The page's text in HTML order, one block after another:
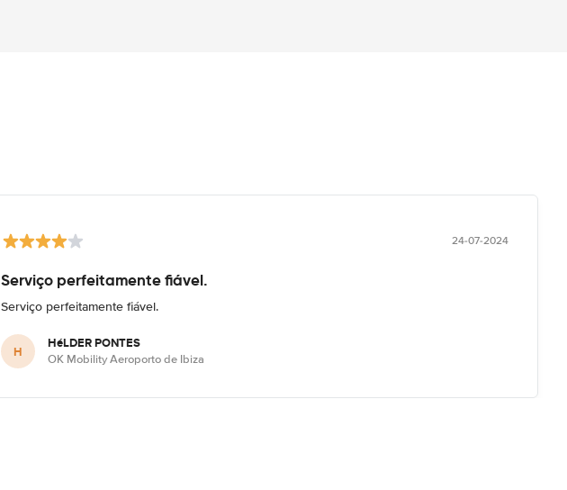
24-07-2024
Serviço perfeitamente fiável.
Serviço perfeitamente fiável.
H HéLDER PONTES
OK Mobility Aeroporto de Ibiza